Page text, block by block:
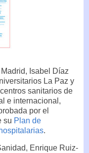
Isabel Díaz
La Paz y
sanitarios de
e internacional,
por el
su Plan de
.
Enrique Ruiz-